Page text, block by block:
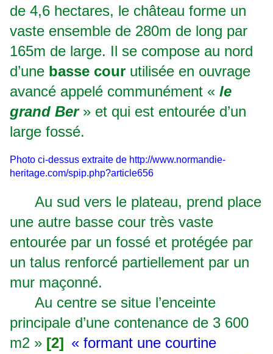
de 4,6 hectares, le château forme un
vaste ensemble de 280m de long par
165m de large. Il se compose au nord
d’une basse cour utilisée en ouvrage
avancé appelé communément « le
grand Ber» et qui est entourée d’un
large fossé.
Photo ci-dessus extraite de http://www.normandie-
heritage.com/spip.php?article656
Au sud vers le plateau, prend place
une autre basse cour très vaste
entourée par un fossé et protégée par
un talus renforcé partiellement par un
mur maçonné.
Au centre se situe l’enceinte
principale d’une contenance de 3 600
m2 » [2] « formant une courtine